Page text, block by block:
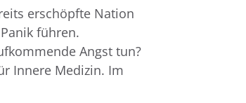
erschöpfte Nation
führen.
Angst tun?
Innere Medizin. Im